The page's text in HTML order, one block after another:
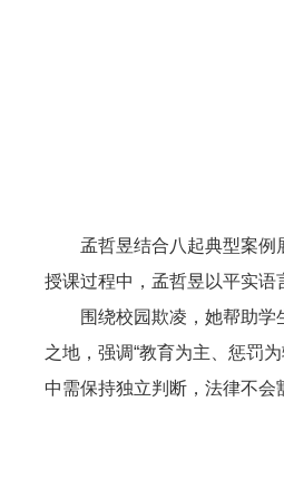
孟哲昱结合八起典型案
授课过程中，孟哲昱以平实
围绕校园欺凌，她帮助
之地，强调“教育为主、惩罚
中需保持独立判断，法律不